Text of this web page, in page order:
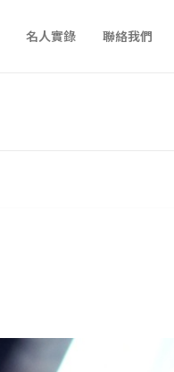
名人實錄 聯絡我們